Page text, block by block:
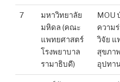
7
มหาวิทยาลัย
มหิดล (คณะ
แพทยศาสตร์
โรงพยาบาล
รามาธิบดี)
MOU
ความ
วิจัย
สุขภา
อุปทา